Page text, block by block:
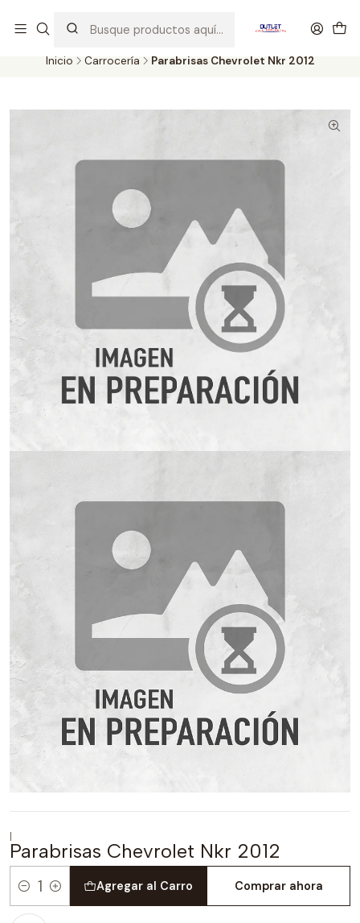
probados con altos estándares de calidad.
Inicio Carrocería Parabrisas Chevrolet Nkr 2012
|
Parabrisas Chevrolet Nkr 2012
Cantidad
Agregar al Carro Comprar ahora